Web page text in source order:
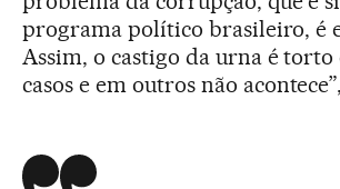
programa político brasileiro, é
Assim, o castigo da urna é torto
casos e em outros não